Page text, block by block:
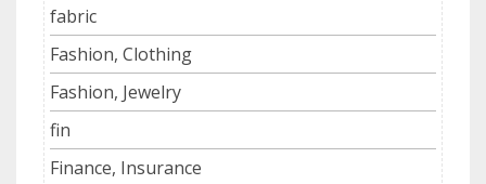
fabric
Fashion, Clothing
Fashion, Jewelry
fin
Finance, Insurance